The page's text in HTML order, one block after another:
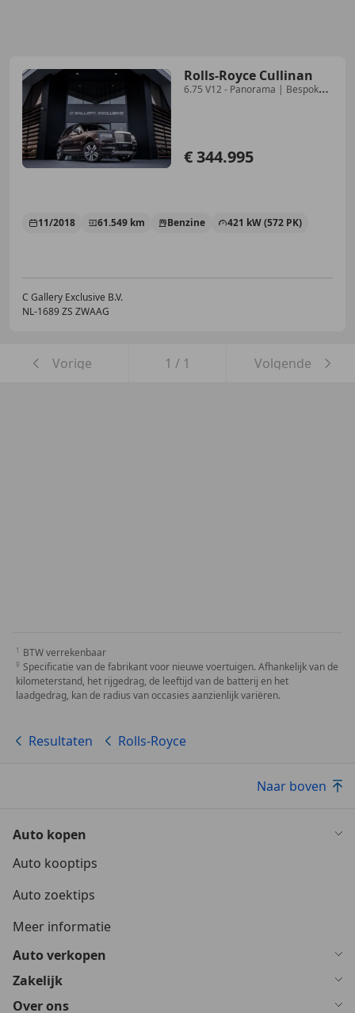
Rolls-Royce Cullinan
6.75 V12 - Panorama | Bespoke
€ 344.995
11/2018 61.549 km Benzine 421 kW (572 PK)
C Gallery Exclusive B.V.
NL-1689 ZS ZWAAG
Vorige 1 / 1 Volgende
BTW verrekenbaar
Specificatie van de fabrikant voor nieuwe voertuigen. Afhankelijk van de
kilometerstand, het rijgedrag, de leeftijd van de batterij en het
laadgedrag, kan de radius van occasies aanzienlijk variëren.
Resultaten Rolls-Royce
Naar boven
Auto kopen
Auto kooptips
Auto zoektips
Meer informatie
Auto verkopen
Zakelijk
Over ons